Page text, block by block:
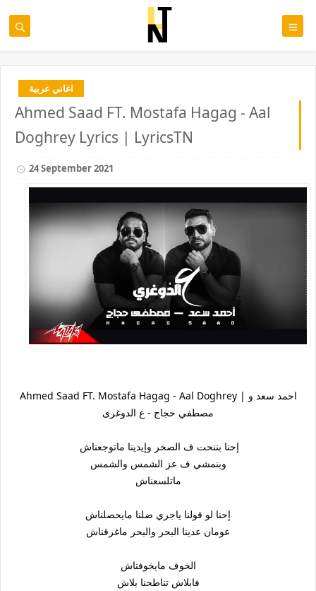
اغاني عربية
Ahmed Saad FT. Mostafa Hagag - Aal
Doghrey Lyrics | LyricsTN
24 September 2021
Ahmed Saad FT. Mostafa Hagag - Aal Doghrey | احمد سعد و
مصطفي حجاج - ع الدوغرى
إحنا بننحت ف الصخر وإيدينا ماتوجعناش
وبنمشي ف عز الشمس والشمس
ماتلسعناش
إحنا لو قولنا ياجري ضلنا مايحصلناش
عومان عدينا البحر والبحر ماغرقناش
الخوف مايخوفناش
فابلاش تناطحنا بلاش